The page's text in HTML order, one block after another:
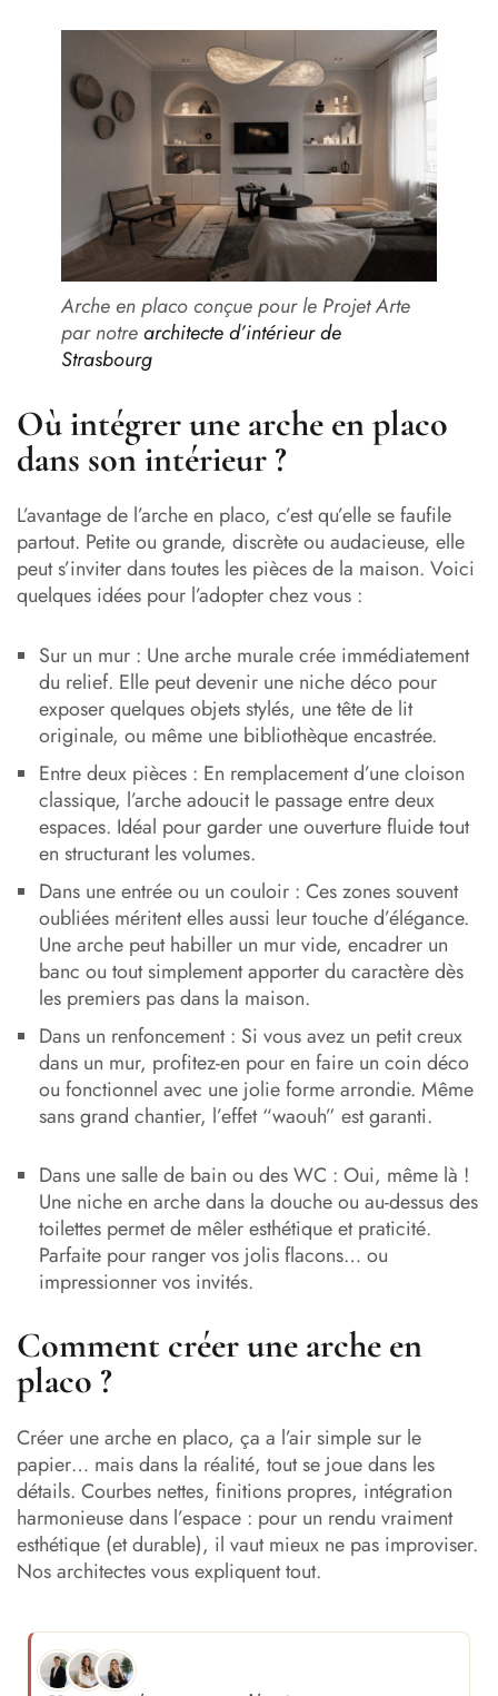
Arche en placo conçue pour le Projet Arte
par notrearchitecte d’intérieur de
Strasbourg
Où intégrer une arche en placo
dans son intérieur ?
L’avantage de l’arche en placo, c’est qu’elle se faufile
partout. Petite ou grande, discrète ou audacieuse, elle
peut s’inviter dans toutes les pièces de la maison. Voici
quelques idées pour l’adopter chez vous :
Sur un mur : Une arche murale crée immédiatement
du relief. Elle peut devenir une niche déco pour
exposer quelques objets stylés, une tête de lit
originale, ou même une bibliothèque encastrée.
Entre deux pièces : En remplacement d’une cloison
classique, l’arche adoucit le passage entre deux
espaces. Idéal pour garder une ouverture fluide tout
en structurant les volumes.
Dans une entrée ou un couloir : Ces zones souvent
oubliées méritent elles aussi leur touche d’élégance.
Une arche peut habiller un mur vide, encadrer un
banc ou tout simplement apporter du caractère dès
les premiers pas dans la maison.
Dans un renfoncement : Si vous avez un petit creux
dans un mur, profitez-en pour en faire un coin déco
ou fonctionnel avec une jolie forme arrondie. Même
sans grand chantier, l’effet “waouh” est garanti.
Dans une salle de bain ou des WC : Oui, même là !
Une niche en arche dans la douche ou au-dessus des
toilettes permet de mêler esthétique et praticité.
Parfaite pour ranger vos jolis flacons… ou
impressionner vos invités.
Comment créer une arche en
placo ?
Créer une arche en placo, ça a l’air simple sur le
papier… mais dans la réalité, tout se joue dans les
détails. Courbes nettes, finitions propres, intégration
harmonieuse dans l’espace : pour un rendu vraiment
esthétique (et durable), il vaut mieux ne pas improviser.
Nos architectes vous expliquent tout.